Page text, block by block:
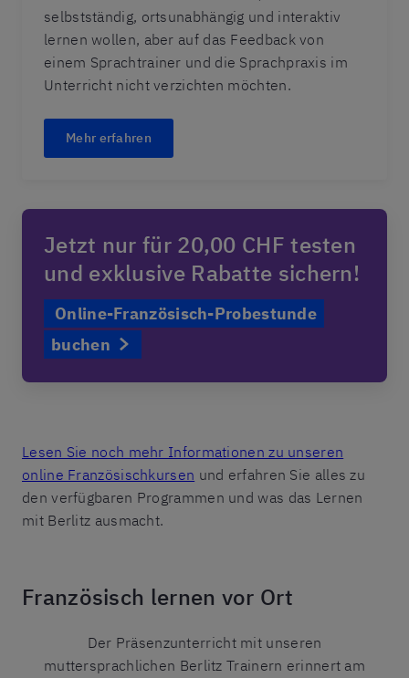
selbstständig, ortsunabhängig und interaktiv
lernen wollen, aber auf das Feedback von
einem Sprachtrainer und die Sprachpraxis im
Unterricht nicht verzichten möchten.
Mehr erfahren
Jetzt nur für 20,00 CHF testen
und exklusive Rabatte sichern!
Online-Französisch-Probestunde
buchen
Lesen Sie noch mehr Informationen zu unseren
online Französischkursen und erfahren Sie alles zu
den verfügbaren Programmen und was das Lernen
mit Berlitz ausmacht.
Französisch lernen vor Ort
Der Präsenzunterricht mit unseren
muttersprachlichen Berlitz Trainern erinnert am